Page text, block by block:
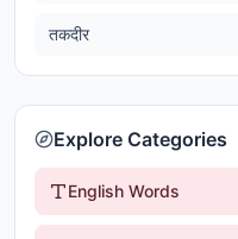
तकदीर
Explore Categories
English Words